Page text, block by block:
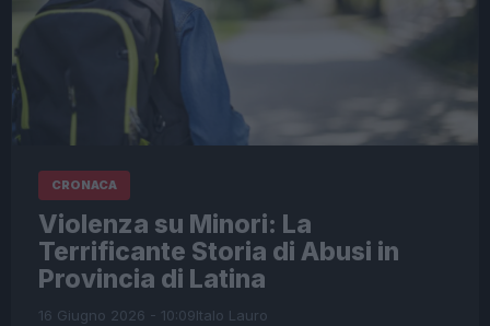
CRONACA
Violenza su Minori: La
Terrificante Storia di Abusi in
Provincia di Latina
16 Giugno 2026 - 10:09Italo Lauro